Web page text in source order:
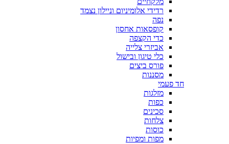
רדידי אלומיניום וניילון נצמד
נפה
קופסאות אחסון
כדי הקצפה
אביזרי צלייה
כלי טיגון ובישול
פורס ביצים
מסננות
חד פעמי
מזלגות
כפות
סכינים
צלחות
כוסות
מפות ומפיות